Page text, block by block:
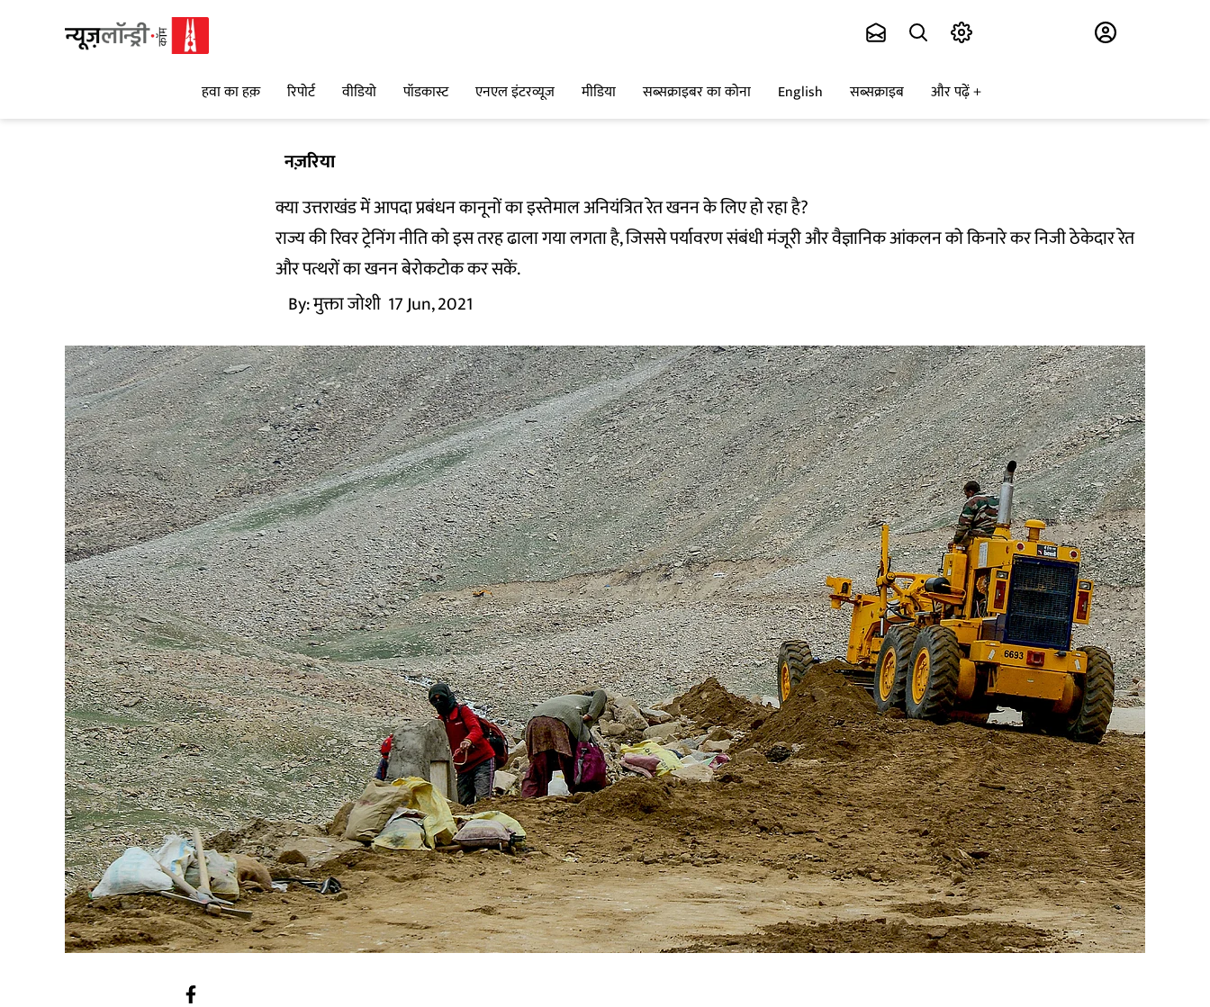
हवा का हक़ रिपोर्ट वीडियो पॉडकास्ट एनएल इंटरव्यूज मीडिया सब्सक्राइबर का कोना English सब्सक्राइब और पढ़ें
नज़रिया
क्या उत्तराखंड में आपदा प्रबंधन कानूनों का इस्तेमाल अनियंत्रित रेत खनन के लिए हो रहा है?
राज्य की रिवर ट्रेनिंग नीति को इस तरह ढाला गया लगता है, जिससे पर्यावरण संबंधी मंजूरी और वैज्ञानिक आंकलन को किनारे कर निजी ठेकेदार रेत
और पत्थरों का खनन बेरोकटोक कर सकें.
By:मुक्ता जोशी 17 Jun, 2021